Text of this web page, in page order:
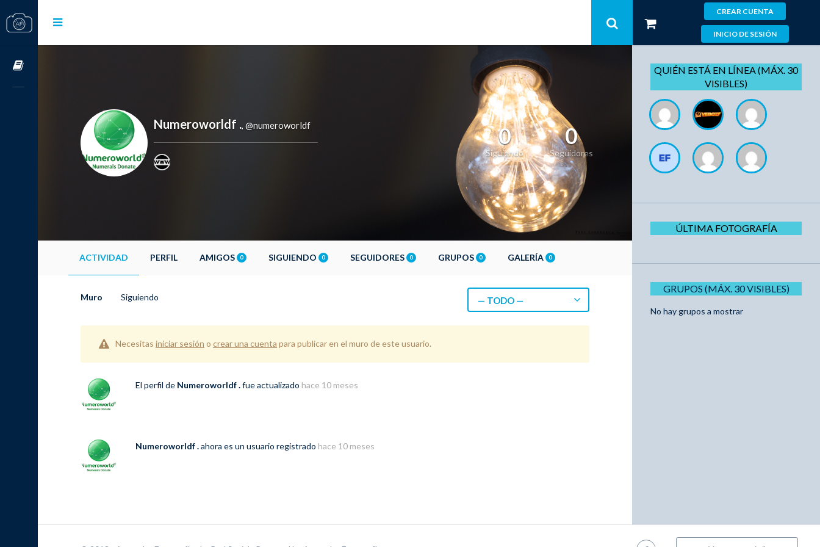
CREAR CUENTA
INICIO DE SESIÓN
Numeroworldf ., @numeroworldf 0
Siguiendo
0
Seguidores
ACTIVIDAD PERFIL AMIGOS 0 SIGUIENDO 0 SEGUIDORES 0 GRUPOS 0 GALERÍA 0
Muro Siguiendo — TODO —
Necesitas iniciar sesión o crear una cuenta para publicar en el muro de este usuario.
El perfil de Numeroworldf .fue actualizado hace 10 meses
Numeroworldf .ahora es un usuario registrado hace 10 meses
QUIÉN ESTÁ EN LÍNEA (MÁX. 30
VISIBLES)
ÚLTIMA FOTOGRAFÍA
GRUPOS (MÁX. 30 VISIBLES)
No hay grupos a mostrar